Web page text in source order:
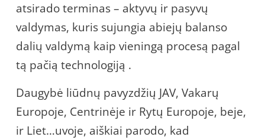
atsirado terminas – aktyvų ir pasyvų
valdymas, kuris sujungia abiejų balanso
dalių valdymą kaip vieningą procesą pagal
tą pačią technologiją .
Daugybė liūdnų pavyzdžių JAV, Vakarų
Europoje, Centrinėje ir Rytų Europoje, beje,
ir Liet…uvoje, aiškiai parodo, kad